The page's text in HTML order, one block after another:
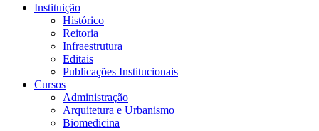
Instituição
Histórico
Reitoria
Infraestrutura
Editais
Publicações Institucionais
Cursos
Administração
Arquitetura e Urbanismo
Biomedicina